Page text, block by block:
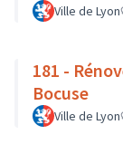
Ville de Lyon
181 -
Bocuse
Ville de Lyon